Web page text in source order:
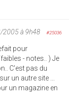
2005 à 9h48 #25036
pour
- notes.. ) Je
C'est pas du
un autre site ...
un magazine en